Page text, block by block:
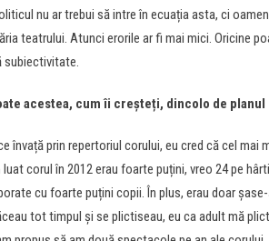
nu ar trebui să intre în ecuația asta, ci
teatrului. Atunci erorile ar fi mai mici. Oricine
subiectivitate.
acestea, cum îi creșteți, dincolo de planul
învață prin repertoriul corului, eu cred că cel mai
corul în 2012 erau foarte puțini, vreo 24 pe
cu foarte puțini copii. În plus, erau doar
tot timpul și se plictiseau, eu ca adult mă